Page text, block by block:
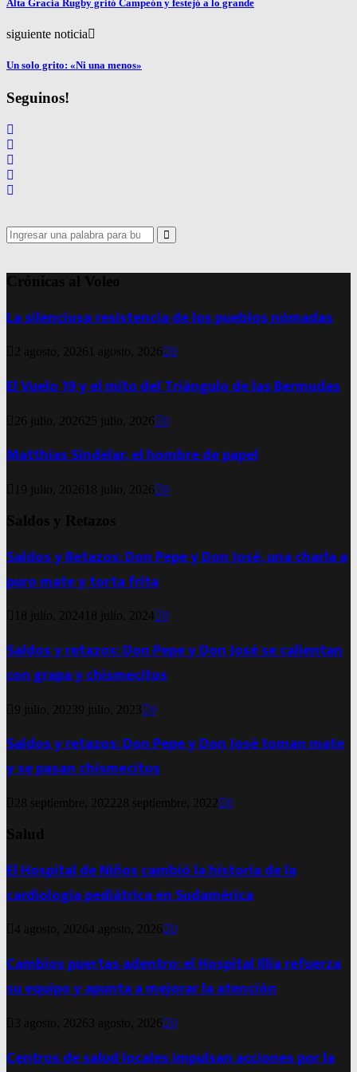
Alta Gracia Rugby gritó Campeón y festejó a lo grande
siguiente noticia
Un solo grito: «Ni una menos»
Seguinos!
Search
for:
Search
Crónicas al Voleo
La silenciosa resistencia de los pueblos nómadas
2 agosto, 2026 1 agosto, 2026 0
El Vuelo 19 y el mito del Triángulo de las Bermudas
26 julio, 2026 25 julio, 2026 0
Matthias Sindelar, el hombre de papel
19 julio, 2026 18 julio, 2026 0
Saldos y Retazos
Saldos y Retazos: Don Pepe y Don José, una charla a
puro mate y torta frita
18 julio, 2024 18 julio, 2024 0
Saldos y retazos: Don Pepe y Don José se calientan
con grapa y chismecitos
9 julio, 20239 julio, 2023 0
Saldos y retazos: Don Pepe y Don José toman mate
y se pasan chismecitos
28 septiembre, 2022 28 septiembre, 2022 0
Salud
El Hospital de Niños cambió la historia de la
cardiología pediátrica en Sudamérica
4 agosto, 20264 agosto, 2026 0
Cambios puertas adentro: el Hospital Illia refuerza
su equipo y apunta a mejorar la atención
3 agosto, 2026 3 agosto, 2026 0
Centros de salud locales impulsan acciones por la